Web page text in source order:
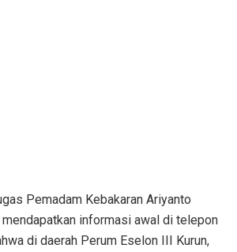
Pemadam Kebakaran Ariyanto
informasi awal di telepon
di daerah Perum Eselon III Kurun,